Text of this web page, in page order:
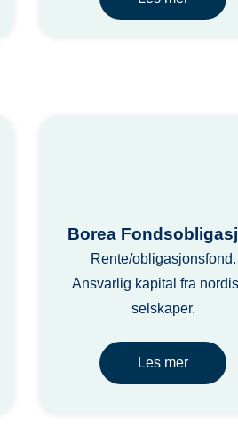
Borea
Rente/obligasjonsfond.
Ansvarlig kapital fra
selskaper.
Les mer